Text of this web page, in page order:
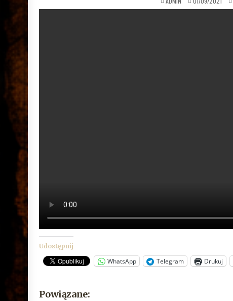
Udostępnij
WhatsApp Telegram Drukuj
Powiązane: